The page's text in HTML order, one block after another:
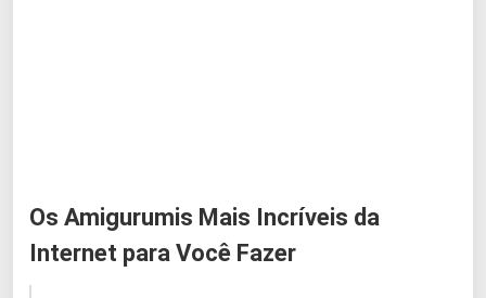
Os Amigurumis Mais Incríveis da
Internet para Você Fazer